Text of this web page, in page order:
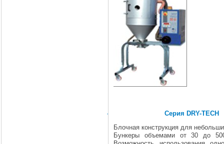
·
Серия DRY-TECH
Блочная конструкция для
Бункеры объемами от 30 до